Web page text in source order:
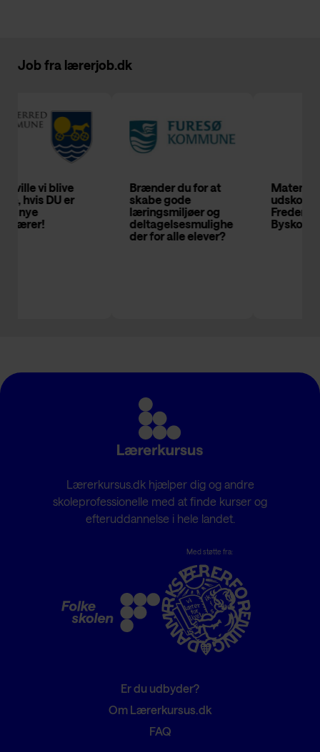
Job fra lærerjob.dk
Brænder du for at
skabe gode
læringsmiljøer og
deltagelsesmulighe
der for alle elever?
Matematiklærer til
udskolingen på
Frederiksborg
Byskole
Lærerkursus.dk hjælper dig og andre
skoleprofessionelle med at finde kurser og
efteruddannelse i hele landet.
Med støtte fra:
Er du udbyder?
Om Lærerkursus.dk
FAQ